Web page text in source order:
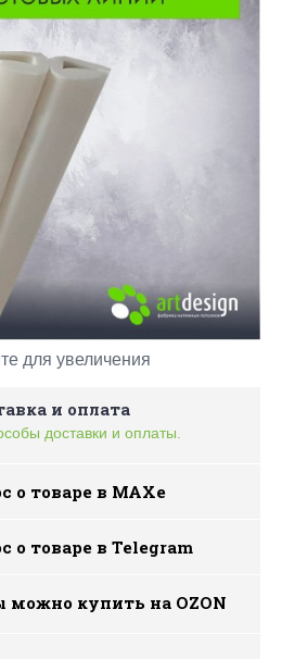
для увеличения
и оплата
доставки и оплаты.
о товаре в MAXe
о товаре в Telegram
можно купить на ОZON